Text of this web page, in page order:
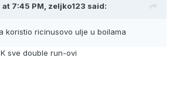
7:45 PM, zeljko123 said:
koristio ricinusovo ulje u boilama
sve double run-ovi